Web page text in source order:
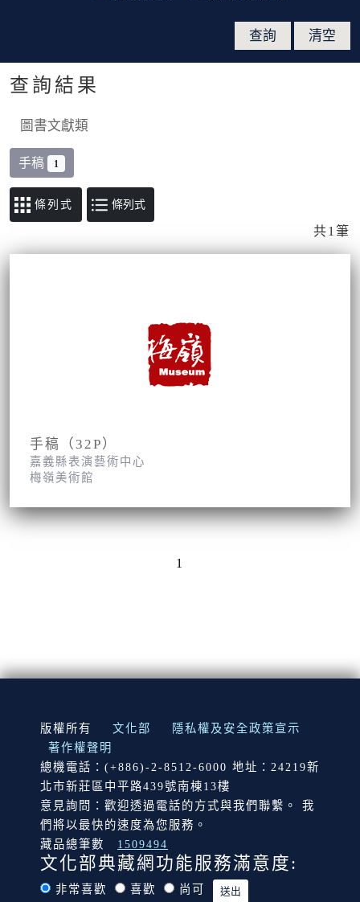
查詢結果
圖書文獻類
手稿 1
條列式
共1筆
手稿（32P）
嘉義縣表演藝術中心
梅嶺美術館
1
:::
版權所有 文化部
隱私權及安全政策宣示
著作權聲明
總機電話：(+886)-2-8512-6000 地址：24219新
北市新莊區中平路439號南棟13樓
意見詢問：歡迎透過電話的方式與我們聯繫。 我
們將以最快的速度為您服務。
藏品總筆數
1509494
文化部典藏網功能服務滿意度:
非常喜歡 喜歡 尚可